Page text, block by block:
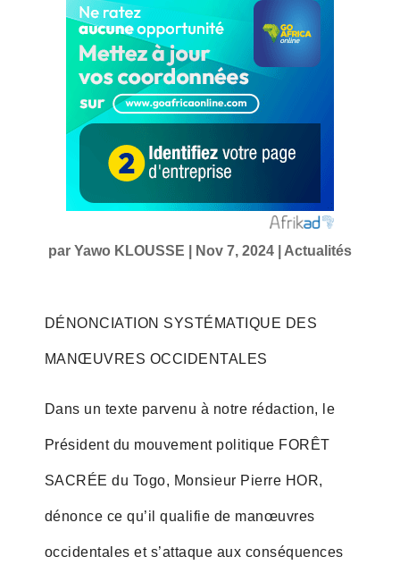
par Yawo KLOUSSE Nov 7, 2024| Actualités
DÉNONCIATION SYSTÉMATIQUE DES
MANŒUVRES OCCIDENTALES
Dans un texte parvenu à notre rédaction, le
Président du mouvement politique FORÊT
SACRÉE du Togo, Monsieur Pierre HOR,
dénonce ce qu’il qualifie de manœuvres
occidentales et s’attaque aux conséquences